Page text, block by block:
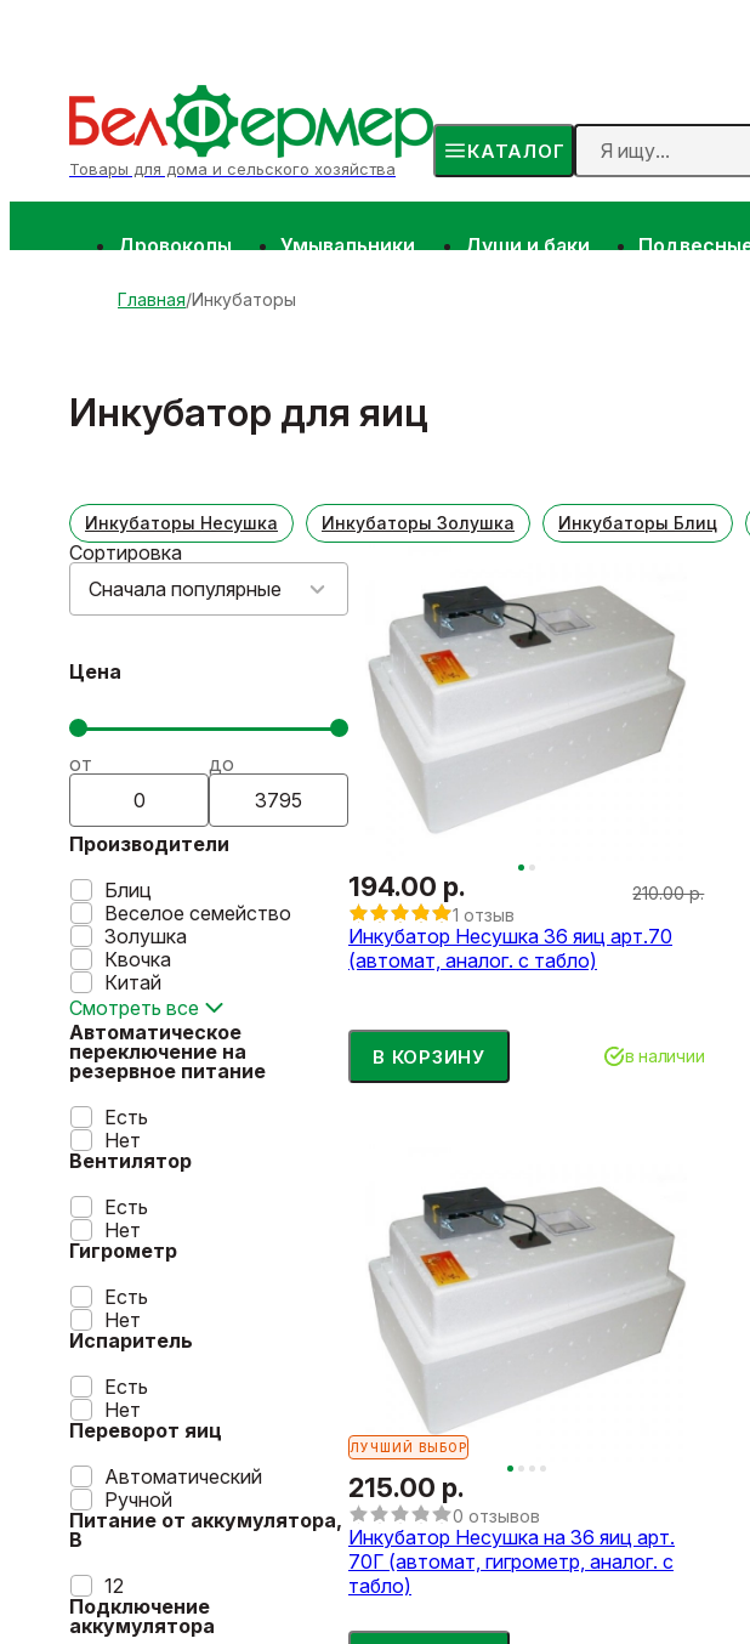
Товары для дома и сельского хозяйства
КАТАЛОГ
Дровоколы Умывальники Души и баки
Главная Инкубаторы
Инкубатор для яиц
Инкубаторы Несушка Инкубаторы Золушка Инкубаторы Блиц
Сортировка
Сначала популярные
Цена
от до
Производители
Блиц
Веселое семейство
Золушка
Квочка
Китай
Смотреть все
Автоматическое
переключение на
резервное питание
Есть
Нет
Вентилятор
Есть
Нет
Гигрометр
Есть
Нет
Испаритель
Есть
Нет
Переворот яиц
Автоматический
Ручной
Питание от аккумулятора,
В
12
Подключение
аккумулятора
194.00 р.
210.00 р.
1 отзыв
Инкубатор Несушка 36 яиц арт.70
(автомат, аналог. с табло)
В КОРЗИНУ в наличии
ЛУЧШИЙ ВЫБОР
215.00 р.
0 отзывов
Инкубатор Несушка на 36 яиц арт.
70Г (автомат, гигрометр, аналог. с
табло)